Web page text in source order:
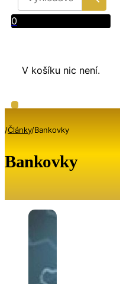
0
V košíku nic není.
/Články/Bankovky
Bankovky